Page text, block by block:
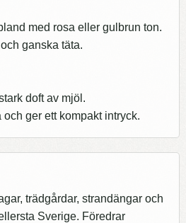
med rosa eller gulbrun ton.
ganska täta.
doft av mjöl.
ger ett kompakt intryck.
trädgårdar, strandängar och
Sverige. Föredrar